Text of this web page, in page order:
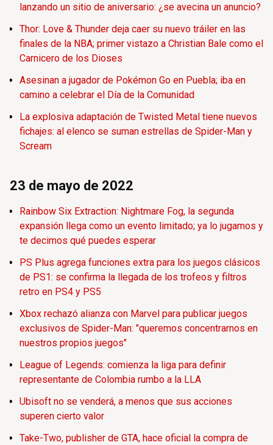
lanzando un sitio de aniversario: ¿se avecina un anuncio?
Thor: Love & Thunder deja caer su nuevo tráiler en las
finales de la NBA; primer vistazo a Christian Bale como el
Carnicero de los Dioses
Asesinan a jugador de Pokémon Go en Puebla; iba en
camino a celebrar el Día de la Comunidad
La explosiva adaptación de Twisted Metal tiene nuevos
fichajes: al elenco se suman estrellas de Spider-Man y
Scream
23 de mayo de 2022
Rainbow Six Extraction: Nightmare Fog, la segunda
expansión llega como un evento limitado; ya lo jugamos y
te decimos qué puedes esperar
PS Plus agrega funciones extra para los juegos clásicos
de PS1: se confirma la llegada de los trofeos y filtros
retro en PS4 y PS5
Xbox rechazó alianza con Marvel para publicar juegos
exclusivos de Spider-Man: "queremos concentrarnos en
nuestros propios juegos"
League of Legends: comienza la liga para definir
representante de Colombia rumbo a la LLA
Ubisoft no se venderá, a menos que sus acciones
superen cierto valor
Take-Two, publisher de GTA, hace oficial la compra de